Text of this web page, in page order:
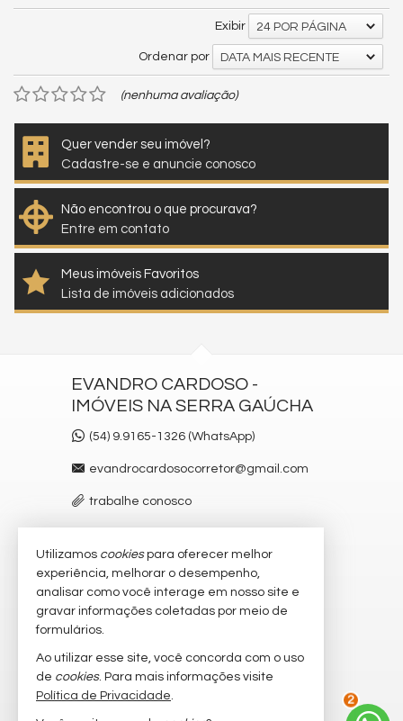
Exibir 24 POR PÁGINA
Ordenar por DATA MAIS RECENTE
(nenhuma avaliação)
Quer vender seu imóvel?
Cadastre-se e anuncie conosco
Não encontrou o que procurava?
Entre em contato
Meus imóveis Favoritos
Lista de imóveis adicionados
EVANDRO CARDOSO -
IMÓVEIS NA SERRA GAÚCHA
(54) 9.9165-1326 (WhatsApp)
evandrocardosocorretor@gmail.com
trabalhe conosco
VEJA MAIS
receba nosso newsletter
imóveis favoritos
mapa de imóveis
Utilizamos cookiespara oferecer melhor
experiência, melhorar o desempenho,
analisar como você interage em nosso site e
gravar informações coletadas por meio de
formulários.
Ao utilizar esse site, você concorda com o uso
de cookies. Para mais informações visite
Política de Privacidade.